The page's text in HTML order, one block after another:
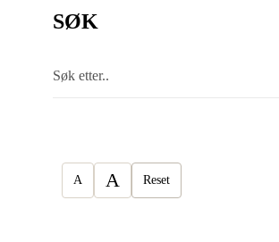
SØK
A A Reset